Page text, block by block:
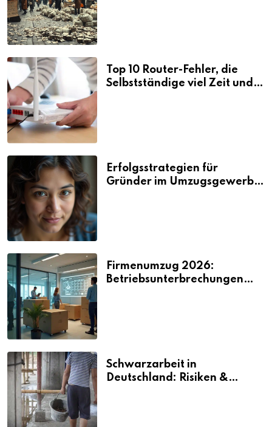
Top 10 Router-Fehler, die
Selbstständige viel Zeit und
Erfolgsstrategien für
Gründer im Umzugsgewerbe
Firmenumzug 2026:
Betriebsunterbrechungen
Schwarzarbeit in
Deutschland: Risiken &